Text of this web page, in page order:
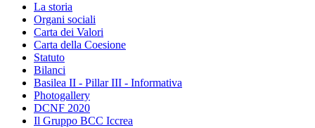
La storia
Organi sociali
Carta dei Valori
Carta della Coesione
Statuto
Bilanci
Basilea II - Pillar III - Informativa
Photogallery
DCNF 2020
Il Gruppo BCC Iccrea